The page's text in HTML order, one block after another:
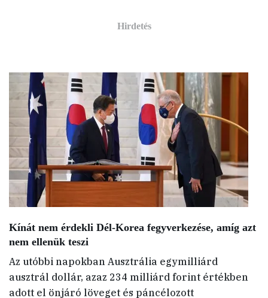
Kínát nem érdekli Dél-Korea fegyverkezése, amíg azt
nem ellenük teszi
Az utóbbi napokban Ausztrália egymilliárd
ausztrál dollár, azaz 234 milliárd forint értékben
adott el önjáró löveget és páncélozott